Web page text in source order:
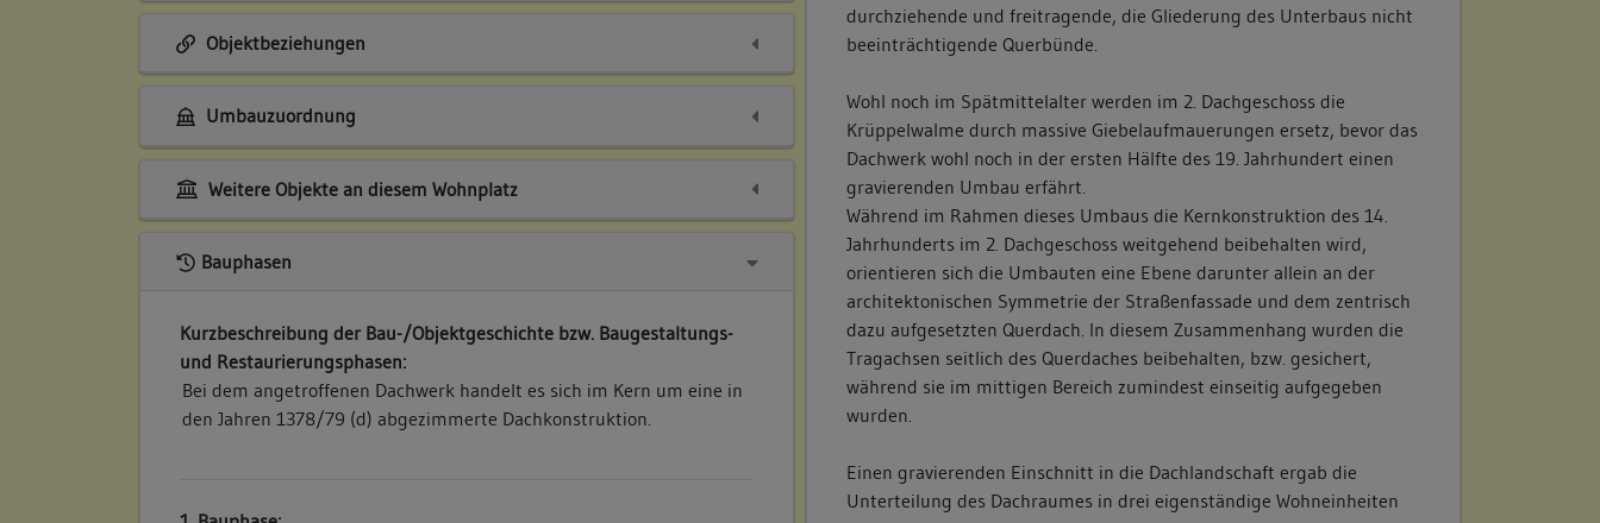
Objektbeziehungen
Umbauzuordnung
Weitere Objekte an diesem Wohnplatz
Bauphasen
Kurzbeschreibung der Bau-/Objektgeschichte bzw. Baugestaltungs-
und Restaurierungsphasen:
Bei dem angetroffenen Dachwerk handelt es sich im Kern um eine in
den Jahren 1378/79 (d) abgezimmerte Dachkonstruktion.
durchziehende und freitragende, die Gliederung des Unterbaus nicht
beeinträchtigende Querbünde.
Wohl noch im Spätmittelalter werden im 2. Dachgeschoss die
Krüppelwalme durch massive Giebelaufmauerungen ersetz, bevor das
Dachwerk wohl noch in der ersten Hälfte des 19. Jahrhundert einen
gravierenden Umbau erfährt.
Während im Rahmen dieses Umbaus die Kernkonstruktion des 14.
Jahrhunderts im 2. Dachgeschoss weitgehend beibehalten wird,
orientieren sich die Umbauten eine Ebene darunter allein an der
architektonischen Symmetrie der Straßenfassade und dem zentrisch
dazu aufgesetzten Querdach. In diesem Zusammenhang wurden die
Tragachsen seitlich des Querdaches beibehalten, bzw. gesichert,
während sie im mittigen Bereich zumindest einseitig aufgegeben
wurden.
Einen gravierenden Einschnitt in die Dachlandschaft ergab die
Unterteilung des Dachraumes in drei eigenständige Wohneinheiten